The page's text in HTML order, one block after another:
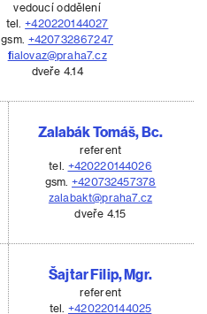
vedoucí oddělení
tel.+420220144027
gsm. +420732867247
fialovaz@praha7.cz
dveře 4.14
Zalabák Tomáš, Bc.
referent
tel. +420220144026
gsm. +420732457378
zalabakt@praha7.cz
dveře 4.15
Šajtar Filip, Mgr.
referent
tel. +420220144025